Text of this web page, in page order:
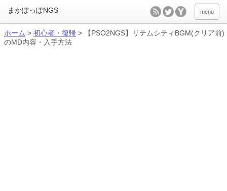
menu
ホーム > 初心者・復帰 >
【PSO2NGS】リテムシティBGM(クリア前)
のMD内容・入手方法